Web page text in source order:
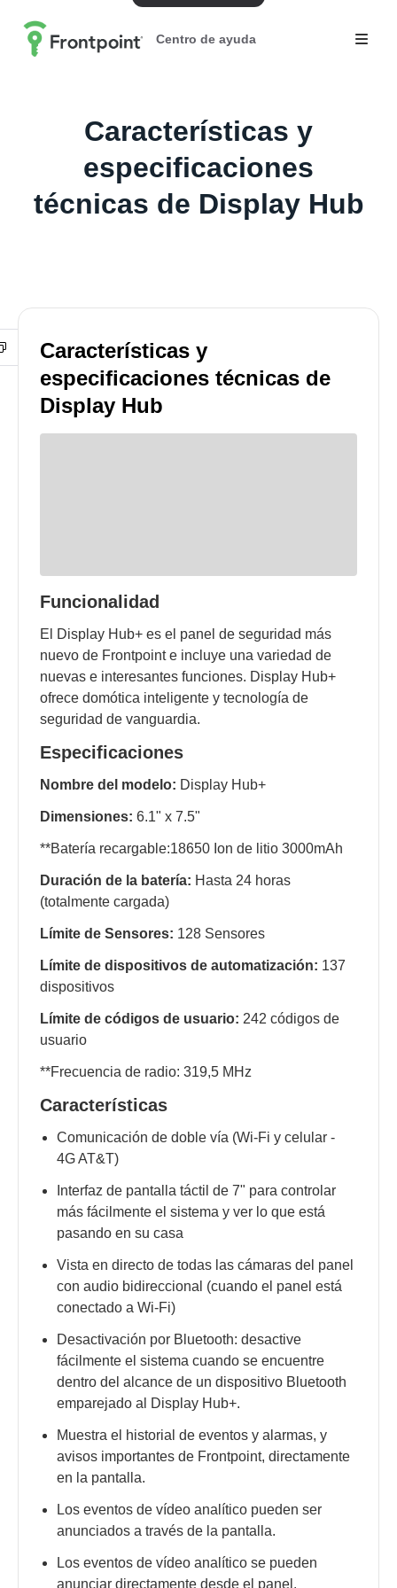
Centro de ayuda
Características y
especificaciones
técnicas de Display Hub
Características y
especificaciones técnicas de
Display Hub
Funcionalidad
El Display Hub+ es el panel de seguridad más
nuevo de Frontpoint e incluye una variedad de
nuevas e interesantes funciones. Display Hub+
ofrece domótica inteligente y tecnología de
seguridad de vanguardia.
Especificaciones
Nombre del modelo: Display Hub+
Dimensiones: 6.1" x 7.5"
**Batería recargable:18650 Ion de litio 3000mAh
Duración de la batería: Hasta 24 horas
(totalmente cargada)
Límite de Sensores: 128 Sensores
Límite de dispositivos de automatización: 137
dispositivos
Límite de códigos de usuario: 242 códigos de
usuario
**Frecuencia de radio: 319,5 MHz
Características
Comunicación de doble vía (Wi-Fi y celular -
4G AT&T)
Interfaz de pantalla táctil de 7" para controlar
más fácilmente el sistema y ver lo que está
pasando en su casa
Vista en directo de todas las cámaras del panel
con audio bidireccional (cuando el panel está
conectado a Wi-Fi)
Desactivación por Bluetooth: desactive
fácilmente el sistema cuando se encuentre
dentro del alcance de un dispositivo Bluetooth
emparejado al Display Hub+.
Muestra el historial de eventos y alarmas, y
avisos importantes de Frontpoint, directamente
en la pantalla.
Los eventos de vídeo analítico pueden ser
anunciados a través de la pantalla.
Los eventos de vídeo analítico se pueden
anunciar directamente desde el panel.